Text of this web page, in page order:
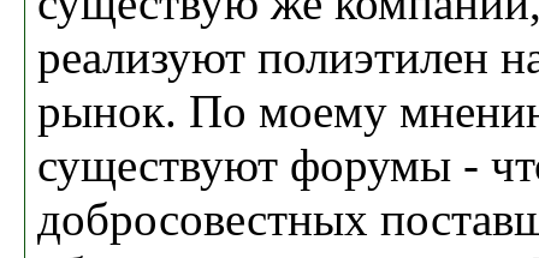
реализуют полиэтилен
рынок. По моему
существуют форумы -
добросовестных